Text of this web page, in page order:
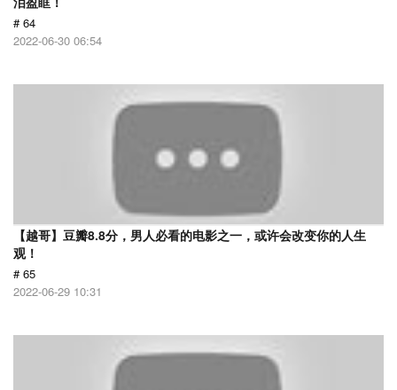
# 64
2022-06-30 06:54
【越哥】豆瓣8.8分，男人必看的电影之一，或许会改变你的人生
观！
# 65
2022-06-29 10:31